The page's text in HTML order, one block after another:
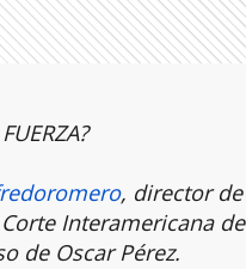
, director de
Interamericana de
de Oscar Pérez.